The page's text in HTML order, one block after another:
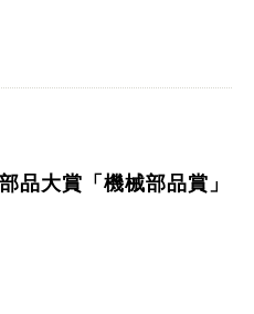
品大賞「機械部品賞」